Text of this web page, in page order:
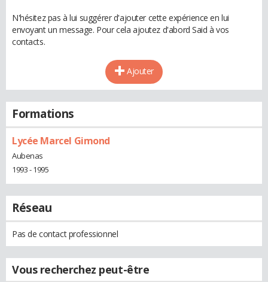
N'hésitez pas à lui suggérer d'ajouter cette expérience en lui
envoyant un message. Pour cela ajoutez d'abord Said à vos
contacts.
Ajouter
Formations
Lycée Marcel Gimond
Aubenas
1993 - 1995
Réseau
Pas de contact professionnel
Vous recherchez peut-être